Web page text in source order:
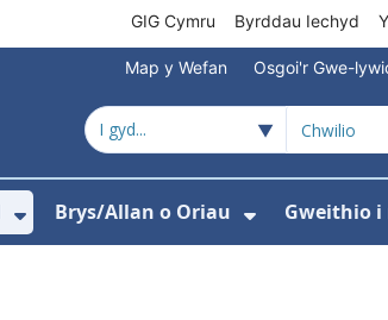
GIG Cymru Byrddau Iechyd
Map y Wefan Osgoi'r Gwe-
NiYsbytai
Dangos isddewislen ar gyfer
Brys/Allan o Oriau Gweithio i